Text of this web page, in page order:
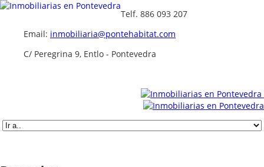
Telf. 886 093 207
Email: inmobiliaria@pontehabitat.com
C/ Peregrina 9, Entlo - Pontevedra